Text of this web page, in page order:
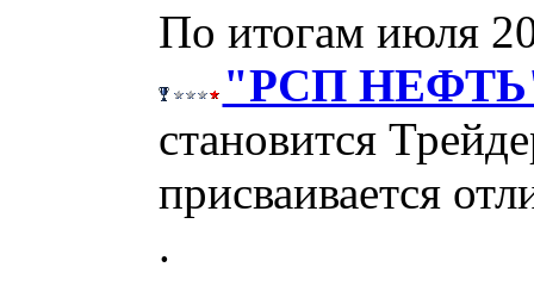
По итогам июля
"РСП
становится
присваивается
.